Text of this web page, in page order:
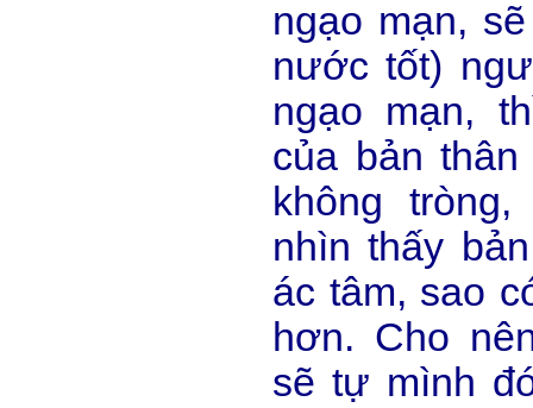
ngạo mạn,
nước tốt)
ngạo mạn,
của bản
không
nhìn thấy
ác tâm, sao
hơn. Cho
sẽ tự mình